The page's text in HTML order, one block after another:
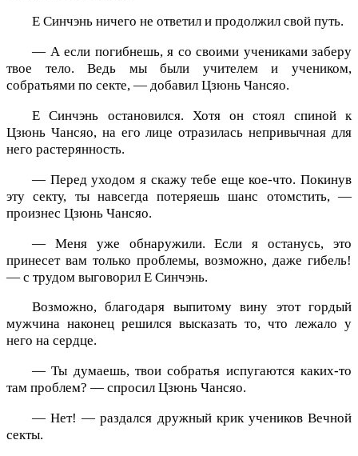
Е Синчэнь ничего не ответил и продолжил свой путь.
— А если погибнешь, я со своими учениками заберу
твое тело. Ведь мы были учителем и учеником,
собратьями по секте, — добавил Цзюнь Чансяо.
Е Синчэнь остановился. Хотя он стоял спиной к
Цзюнь Чансяо, на его лице отразилась непривычная для
него растерянность.
— Перед уходом я скажу тебе еще кое-что. Покинув
эту секту, ты навсегда потеряешь шанс отомстить, —
произнес Цзюнь Чансяо.
— Меня уже обнаружили. Если я останусь, это
принесет вам только проблемы, возможно, даже гибель!
— с трудом выговорил Е Синчэнь.
Возможно, благодаря выпитому вину этот гордый
мужчина наконец решился высказать то, что лежало у
него на сердце.
— Ты думаешь, твои собратья испугаются каких-то
там проблем? — спросил Цзюнь Чансяо.
— Нет! — раздался дружный крик учеников Вечной
секты.